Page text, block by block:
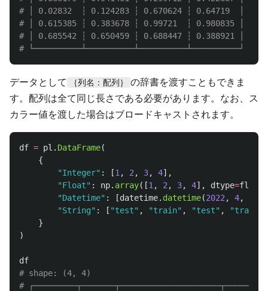
# │ 0.02832  ┆ 0.124283 ┆ 0.670624 ┆ 0.64719  │
# │ 0.615385 ┆ 0.383678 ┆ 0.99721  ┆ 0.980835 │
# │ 0.685542 ┆ 0.650459 ┆ 0.688447 ┆ 0.388921 │
データとして ｛列名：配列｝
の辞書を渡すこともできま
す。配列は全て同じ長さである必要があります。なお、ス
カラー値を渡した場合はブロードキャストされます。
df = pl . DataFrame(
{
"Integer" : [1 , 2 , 3, 4],
"Float" : np. array([1 , 2 , 3, 4], dtype=float
"Datetime" : [datetime. datetime(2022 , 4,
"String" : [ "test" , "train" , "test" , "train
}
)
df
# shape: (4, 4)
# ┌─────────┬───────┬─────────────────────┬────────┐